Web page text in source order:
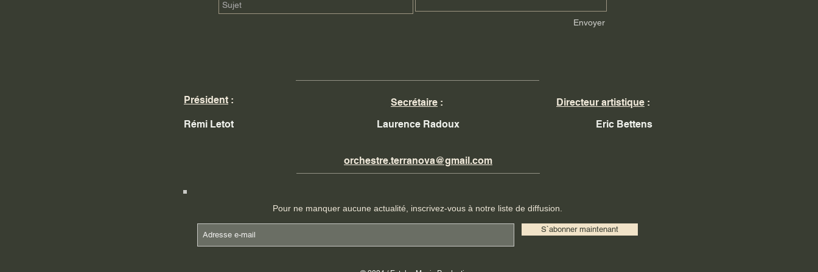
Envoyer
Président :
Rémi Letot
Secrétaire :
Laurence Radoux
Directeur artistique :
Eric Bettens
orchestre.terranova@gmail.com
Pour ne manquer aucune actualité, inscrivez-vous à notre liste de diffusion.
S`abonner maintenant